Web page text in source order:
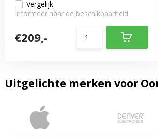
Vergelijk
Informeer naar de beschikbaarheid
€209,-
Uitgelichte merken voor